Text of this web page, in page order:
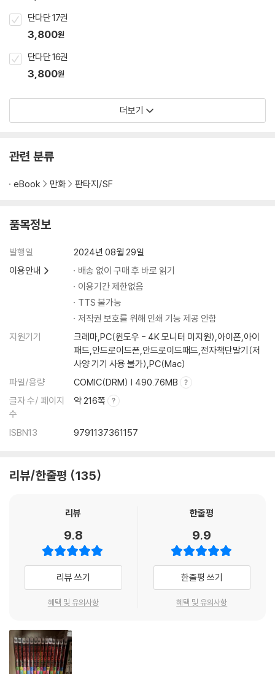
단다단 17권
3,800원
단다단 16권
3,800원
더보기
관련 분류
eBook 만화 판타지/SF
품목정보
발행일
2024년 08월 29일
이용안내
배송 없이 구매 후 바로 읽기
이용기간 제한없음
TTS 불가능
저작권 보호를 위해 인쇄 기능 제공 안함
지원기기
크레마,PC(윈도우 - 4K 모니터 미지원),아이폰,아이
패드,안드로이드폰,안드로이드패드,전자책단말기(저
사양 기기 사용 불가),PC(Mac)
파일/용량
COMIC(DRM) | 490.76MB
글자 수/ 페이지
수
약 216쪽
ISBN13 9791137361157
리뷰/한줄평 135
리뷰
9.8
리뷰 쓰기
혜택 및 유의사항
한줄평
9.9
한줄평 쓰기
혜택 및 유의사항